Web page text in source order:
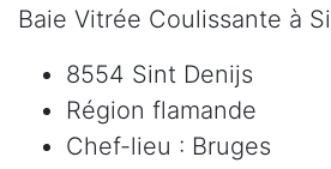
Baie Vitrée Coulissante à
8554 Sint Denijs
Région flamande
Chef-lieu : Bruges